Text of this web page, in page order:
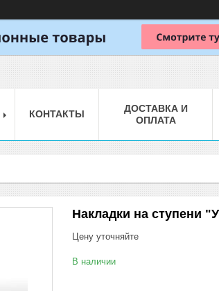
КОНТАКТЫ
ДОСТАВКА И
ОПЛАТА
Накладки на ступени
Цену уточняйте
В наличии